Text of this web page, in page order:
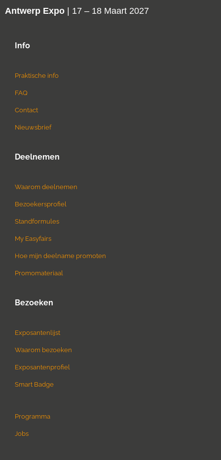
Antwerp Expo | 17 – 18 Maart 2027
Info
Praktische info
FAQ
Contact
Nieuwsbrief
Deelnemen
Waarom deelnemen
Bezoekersprofiel
Standformules
My Easyfairs
Hoe mijn deelname promoten
Promomateriaal
Bezoeken
Exposantenlijst
Waarom bezoeken
Exposantenprofiel
Smart Badge
Programma
Jobs